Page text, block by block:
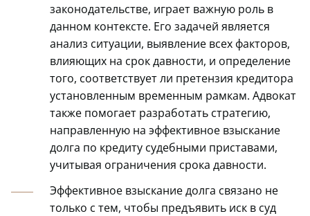
законодательстве, играет важную роль в
данном контексте. Его задачей является
анализ ситуации, выявление всех факторов,
влияющих на срок давности, и определение
того, соответствует ли претензия кредитора
установленным временным рамкам. Адвокат
также помогает разработать стратегию,
направленную на эффективное взыскание
долга по кредиту судебными приставами,
учитывая ограничения срока давности.
Эффективное взыскание долга связано не
только с тем, чтобы предъявить иск в суд